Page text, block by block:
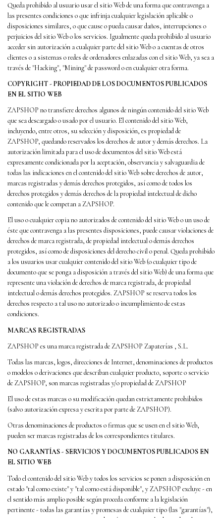
Queda prohibido al usuario usar el sitio Web de una forma que contravenga a
las presentes condiciones o que infrinja cualquier legislación aplicable o
disposiciones similares, o que cause o pueda causar daños, interrupciones o
perjuicios del sitio Web o los servicios. Igualmente queda prohibido al usuario
acceder sin autorización a cualquier parte del sitio Web o a cuentas de otros
clientes o a sistemas o redes de ordenadores enlazadas con el sitio Web, ya sea a
través de "Hacking", "Mining" de password o en cualquier otra forma.
COPYRIGHT - PROPIEDAD DE LOS DOCUMENTOS PUBLICADOS
EN EL SITIO WEB
ZAPSHOP no transfiere derechos algunos de ningún contenido del sitio Web
que sea descargado o usado por el usuario. El contenido del sitio Web,
incluyendo, entre otros, su selección y disposición, es propiedad de
ZAPSHOP, quedando reservados los derechos de autor y demás derechos. La
autorización limitada para el uso de documentos del sitio Web está
expresamente condicionada por la aceptación, observancia y salvaguardia de
todas las indicaciones en el contenido del sitio Web sobre derechos de autor,
marcas registradas y demás derechos protegidos, así como de todos los
derechos protegidos y demás derechos de la propiedad intelectual de dicho
contenido que le competan a ZAPSHOP.
El uso o cualquier copia no autorizados de contenido del sitio Web o un uso de
éste que contravenga a las presentes disposiciones, puede causar violaciones de
derechos de marca registrada, de propiedad intelectual o demás derechos
protegidos, así como de disposiciones del derecho civil o penal. Queda prohibido
a los usuarios usar cualquier contenido del sitio Web (o cualquier tipo de
documento que se ponga a disposición a través del sitio Web) de una forma que
represente una violación de derechos de marca registrada, de propiedad
intelectual o demás derechos protegidos. ZAPSHOP se reserva todos los
derechos respecto a tal uso no autorizado o incumplimiento de estas
condiciones.
MARCAS REGISTRADAS
ZAPSHOP es una marca registrada de ZAPSHOP Zapaterías , S.L.
Todas las marcas, logos, direcciones de Internet, denominaciones de productos
o modelos o derivaciones que describan cualquier producto, soporte o servicio
de ZAPSHOP, son marcas registradas y/o propiedad de ZAPSHOP
El uso de estas marcas o su modificación quedan estrictamente prohibidos
(salvo autorización expresa y escrita por parte de ZAPSHOP).
Otras denominaciones de productos o firmas que se usen en el sitio Web,
pueden ser marcas registradas de los correspondientes titulares.
NO GARANTÍAS - SERVICIOS Y DOCUMENTOS PUBLICADOS EN
EL SITIO WEB
Todo el contenido del sitio Web y todos los servicios se ponen a disposición en
estado "tal como existe" y "tal como está disponible", y ZAPSHOP excluye - en
el sentido más amplio posible según proceda conforme a la legislación
pertinente - todas las garantías y promesas de cualquier tipo (las "garantías"),